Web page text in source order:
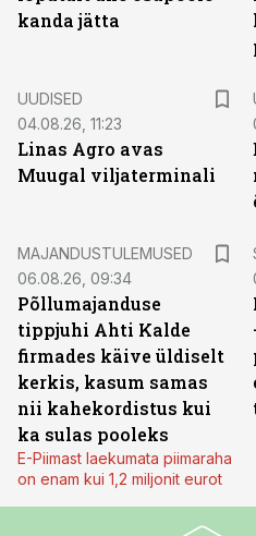
kanda jätta
UUDISED
04.08.26, 11:23
Linas Agro avas
Muugal viljaterminali
MAJANDUSTULEMUSED
06.08.26, 09:34
Põllumajanduse
tippjuhi Ahti Kalde
firmades käive üldiselt
kerkis, kasum samas
nii kahekordistus kui
ka sulas pooleks
E-Piimast laekumata piimaraha
on enam kui 1,2 miljonit eurot